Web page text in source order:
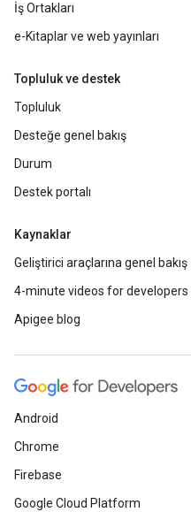
İş Ortakları
e-Kitaplar ve web yayınları
Topluluk ve destek
Topluluk
Desteğe genel bakış
Durum
Destek portalı
Kaynaklar
Geliştirici araçlarına genel bakış
4-minute videos for developers
Apigee blog
Android
Chrome
Firebase
Google Cloud Platform